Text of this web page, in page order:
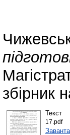
збірник
Текст
17.pdf